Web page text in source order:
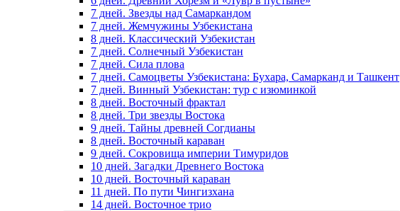
7 дней. Звезды над Самаркандом
7 дней. Жемчужины Узбекистана
8 дней. Классический Узбекистан
7 дней. Солнечный Узбекистан
7 дней. Сила плова
7 дней. Самоцветы Узбекистана: Бухара, Самарканд и Ташкент
7 дней. Винный Узбекистан: тур с изюминкой
8 дней. Восточный фрактал
8 дней. Три звезды Востока
9 дней. Тайны древней Согдианы
8 дней. Восточный караван
9 дней. Сокровища империи Тимуридов
10 дней. Загадки Древнего Востока
10 дней. Восточный караван
11 дней. По пути Чингизхана
14 дней. Восточное трио